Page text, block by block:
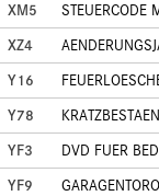
XM5
STEUERCODE
XZ4
Y16
Y78
YF3
DVD FUER
YF9